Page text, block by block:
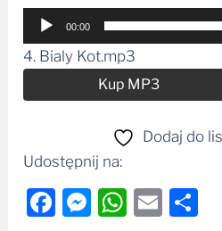
Odtwarzacz
plików
dźwiękowych
00:00
4. Bialy Kot.mp3
Kup MP3
Dodaj do
Udostępnij na:
FacebookEmail